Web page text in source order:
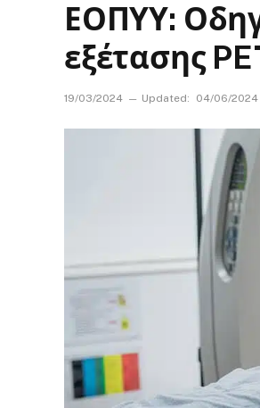
ΕΟΠΥΥ:
εξέτασης
19/03/2024 Updated: 04/06/2024